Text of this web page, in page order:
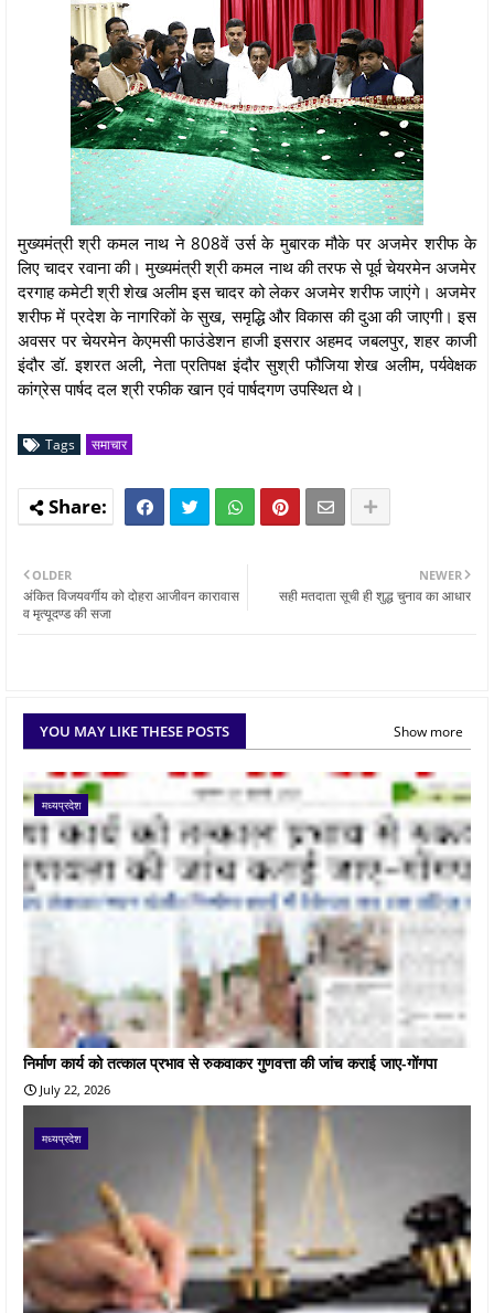
मुख्यमंत्री श्री कमल नाथ ने 808वें उर्स के मुबारक मौके पर अजमेर शरीफ के
लिए चादर रवाना की। मुख्यमंत्री श्री कमल नाथ की तरफ से पूर्व चेयरमेन अजमेर
दरगाह कमेटी श्री शेख अलीम इस चादर को लेकर अजमेर शरीफ जाएंगे। अजमेर
शरीफ में प्रदेश के नागरिकों के सुख, समृद्धि और विकास की दुआ की जाएगी। इस
अवसर पर चेयरमेन केएमसी फाउंडेशन हाजी इसरार अहमद जबलपुर, शहर काजी
इंदौर डॉ. इशरत अली, नेता प्रतिपक्ष इंदौर सुश्री फौजिया शेख अलीम, पर्यवेक्षक
कांग्रेस पार्षद दल श्री रफीक खान एवं पार्षदगण उपस्थित थे।
Tags समाचार
NEWER
सही मतदाता सूची ही शुद्ध चुनाव का आधार
OLDER
अंकित विजयवर्गीय को दोहरा आजीवन कारावास
व मृत्यूदण्ड की सजा
YOU MAY LIKE THESE POSTS Show more
मध्यप्रदेश
निर्माण कार्य को तत्काल प्रभाव से रुकवाकर गुणवत्ता की जांच कराई जाए-गोंगपा
July 22, 2026
मध्यप्रदेश